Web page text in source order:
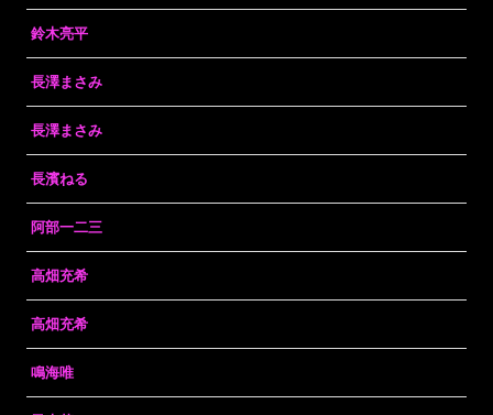
鈴木亮平
長澤まさみ
長澤まさみ
長濱ねる
阿部一二三
高畑充希
高畑充希
鳴海唯